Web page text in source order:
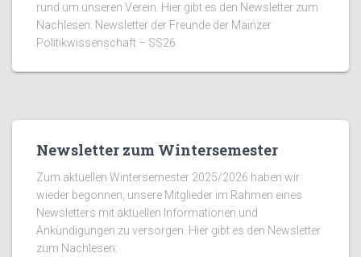
rund um unseren Verein. Hier gibt es den Newsletter zum
Nachlesen: Newsletter der Freunde der Mainzer
Politikwissenschaft – SS26
Newsletter zum Wintersemester
Zum aktuellen Wintersemester 2025/2026 haben wir
wieder begonnen, unsere Mitglieder im Rahmen eines
Newsletters mit aktuellen Informationen und
Ankündigungen zu versorgen. Hier gibt es den Newsletter
zum Nachlesen: